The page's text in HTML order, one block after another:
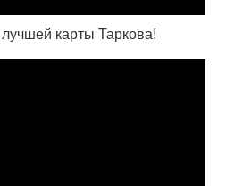
карты Таркова!